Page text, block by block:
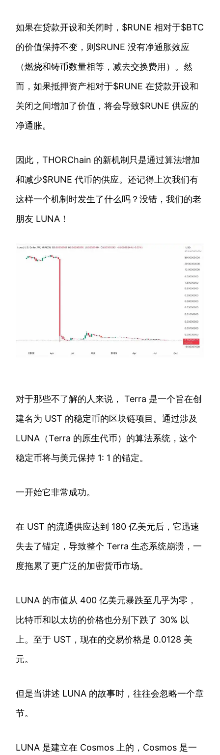
如果在贷款开设和关闭时，$RUNE 相对于$BTC
的价值保持不变，则$RUNE 没有净通胀效应
（燃烧和铸币数量相等，减去交换费用）。然
而，如果抵押资产相对于$RUNE 在贷款开设和
关闭之间增加了价值，将会导致$RUNE 供应的
净通胀。
因此，THORChain 的新机制只是通过算法增加
和减少$RUNE 代币的供应。还记得上次我们有
这样一个机制时发生了什么吗？没错，我们的老
朋友 LUNA！
对于那些不了解的人来说， Terra 是一个旨在创
建名为 UST 的稳定币的区块链项目。通过涉及
LUNA（Terra 的原生代币）的算法系统，这个
稳定币将与美元保持 1: 1 的锚定。
一开始它非常成功。
在 UST 的流通供应达到 180 亿美元后，它迅速
失去了锚定，导致整个 Terra 生态系统崩溃，一
度拖累了更广泛的加密货币市场。
LUNA 的市值从 400 亿美元暴跌至几乎为零，
比特币和以太坊的价格也分别下跌了 30% 以
上。至于 UST，现在的交易价格是 0.0128 美
元。
但是当讲述 LUNA 的故事时，往往会忽略一个章
节。
LUNA 是建立在 Cosmos 上的，Cosmos 是一